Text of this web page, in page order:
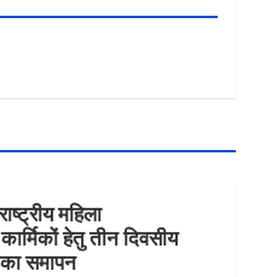
महिला
हेतु तीन दिवसीय
समापन